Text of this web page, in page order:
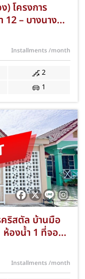
) โครงการ
12 – บางนาง
ห้องนอน 2
ล้นิคมอมตะซิตี้
ะทางด่วน
รมเนียมการ
Installments/month
2
1
ริสตัล บ้านมือ
ห้องน้ำ 1 ที่จอด
นบึง จังหวัด
อนตามมาตรการ
Installments/month